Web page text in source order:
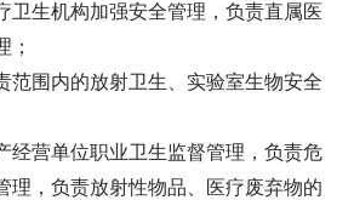
卫生机构加强安全管理，负责直属医
；
范围内的放射卫生、实验室生物安全
经营单位职业卫生监督管理，负责危
理，负责放射性物品、医疗废弃物的